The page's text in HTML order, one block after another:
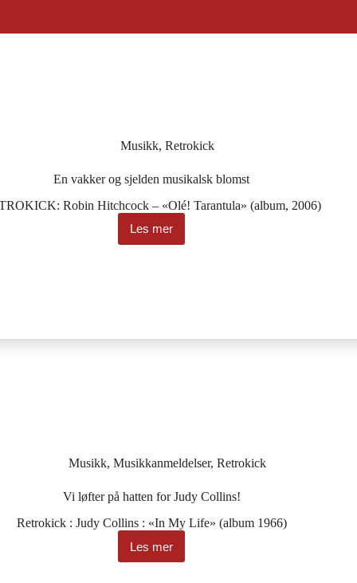
Musikk,Retrokick
En vakker og sjelden musikalsk blomst
Robin Hitchcock – «Olé! Tarantula» (album, 2006)
Les mer
En
vakker
Musikk,Musikkanmeldelser,Retrokick
Vi løfter på hatten for Judy Collins!
Retrokick : Judy Collins : «In My Life» (album 1966)
Les mer
Vi
løfter